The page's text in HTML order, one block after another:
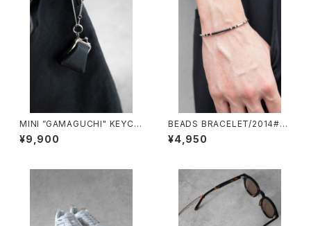
MINI ”GAMAGUCHI" KEYCH
AIN/3051#1/ミニがま口キーチ
ェーン
¥9,900
BEADS BRACELET/2014#2/
ビーズブレスレット
¥4,950